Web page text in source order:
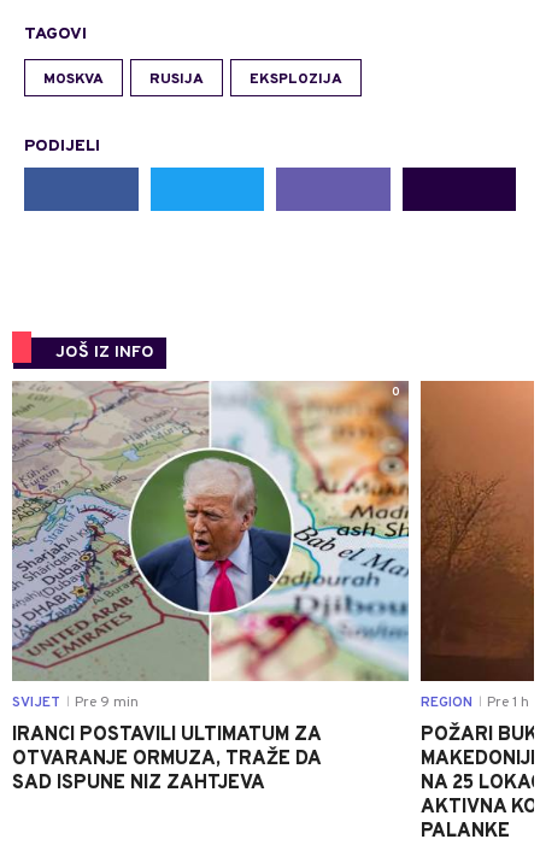
TAGOVI
MOSKVA RUSIJA EKSPLOZIJA
PODIJELI
JOŠ IZ INFO
0
SVIJET Pre 9 min
IRANCI POSTAVILI ULTIMATUM ZA
OTVARANJE ORMUZA, TRAŽE DA
SAD ISPUNE NIZ ZAHTJEVA
REGION Pre 1 h
POŽARI
NA 25
AKTIVNA
PALANKE